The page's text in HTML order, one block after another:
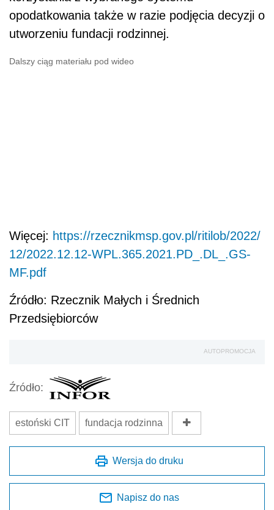
opodatkowania także w razie podjęcia decyzji o
utworzeniu fundacji rodzinnej.
Dalszy ciąg materiału pod wideo
Więcej: https://rzecznikmsp.gov.pl/ritilob/2022/
12/2022.12.12-WPL.365.2021.PD_.DL_.GS-
MF.pdf
Źródło: Rzecznik Małych i Średnich
Przedsiębiorców
AUTOPROMOCJA
Źródło:
estoński CIT fundacja rodzinna
Wersja do druku
Napisz do nas